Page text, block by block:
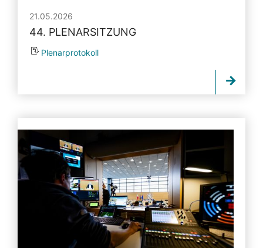
21.05.2026
44. PLENARSITZUNG
Plenarprotokoll